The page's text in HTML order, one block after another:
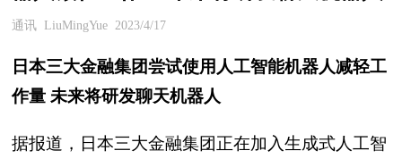
通讯 LiuMingYue 2023/4/17
日本三大金融集团尝试使用人工智能机器人减轻工
作量 未来将研发聊天机器人
据报道，日本三大金融集团正在加入生成式人工智